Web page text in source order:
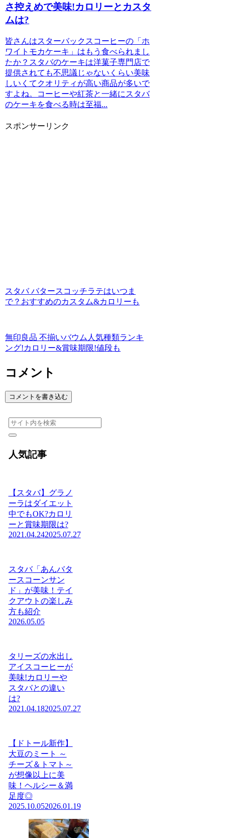
さ控えめで美味!カロリーとカスタ
ムは?
皆さんはスターバックスコーヒーの「ホ
ワイトモカケーキ」はもう食べられまし
たか？スタバのケーキは洋菓子専門店で
提供されても不思議じゃないくらい美味
しいくてクオリティが高い商品が多いで
すよね。コーヒーや紅茶と一緒にスタバ
のケーキを食べる時は至福...
スポンサーリンク
スタバ バタースコッチラテはいつま
で？おすすめのカスタム&カロリーも
無印良品 不揃いバウム人気種類ランキ
ング!カロリー&賞味期限!値段も
コメント
コメントを書き込む
人気記事
【スタバ】グラノ
ーラはダイエット
中でもOK?カロリ
ーと賞味期限は?
2021.04.242025.07.27
スタバ「あんバタ
ースコーンサン
ド」が美味！テイ
クアウトの楽しみ
方も紹介
2026.05.05
タリーズの水出し
アイスコーヒーが
美味!カロリーや
スタバとの違い
は?
2021.04.182025.07.27
【ドトール新作】
大豆のミート ～
チーズ＆トマト～
が想像以上に美
味！ヘルシー＆満
足度◎
2025.10.052026.01.19